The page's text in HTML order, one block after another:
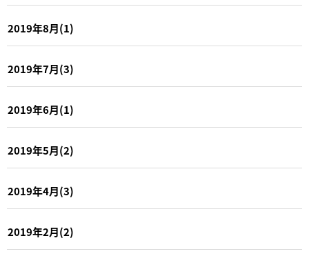
2019年8月(1)
2019年7月(3)
2019年6月(1)
2019年5月(2)
2019年4月(3)
2019年2月(2)